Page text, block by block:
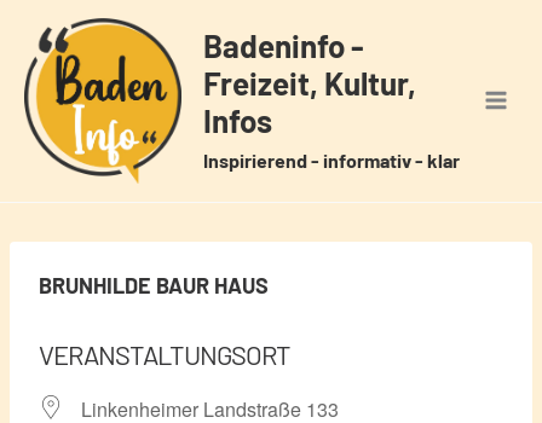
Inhalt
springen
Badeninfo -
Freizeit, Kultur,
Infos
Inspirierend - informativ - klar
BRUNHILDE BAUR HAUS
VERANSTALTUNGSORT
Linkenheimer Landstraße 133